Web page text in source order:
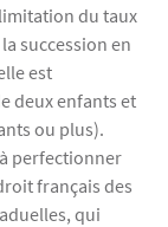
du taux
succession en
est
deux enfants et
ou plus).
perfectionner
français des
qui